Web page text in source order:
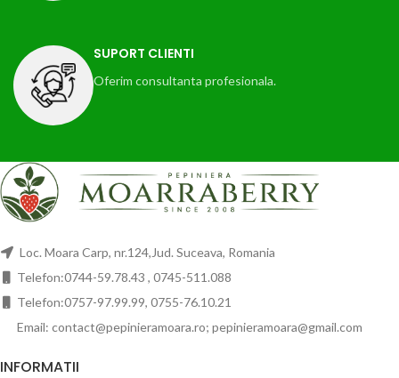
SUPORT CLIENTI
Oferim consultanta profesionala.
Loc. Moara Carp, nr.124,Jud. Suceava, Romania
Telefon:0744-59.78.43 , 0745-511.088
Telefon:0757-97.99.99, 0755-76.10.21
Email: contact@pepinieramoara.ro; pepinieramoara@gmail.com
INFORMATII